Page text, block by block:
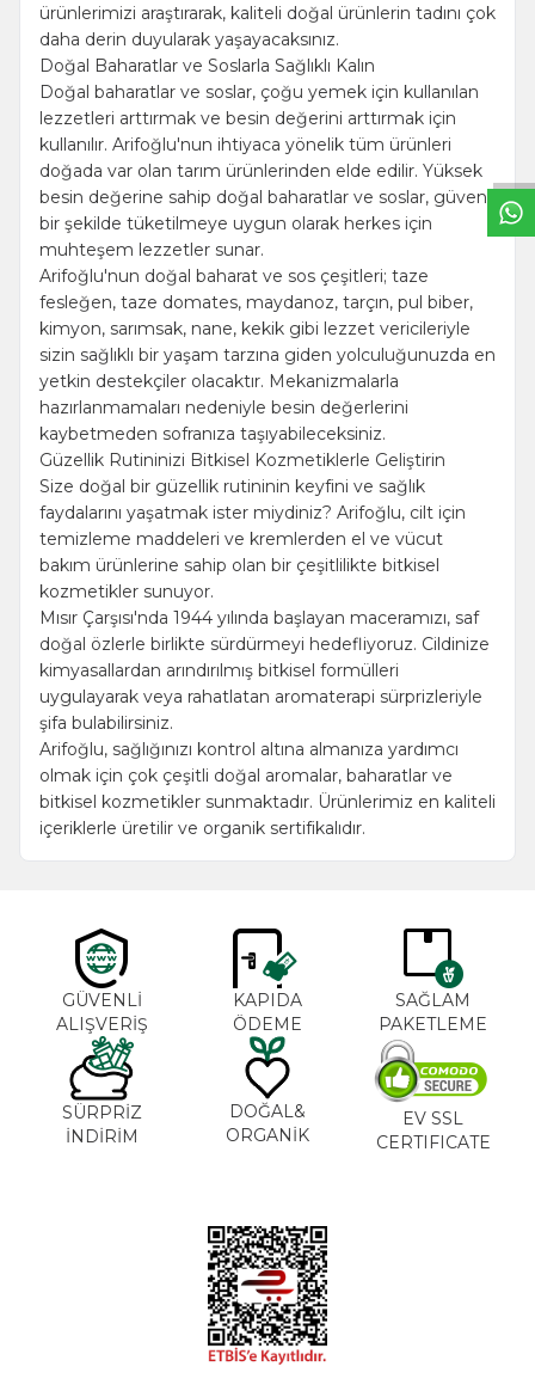
ürünlerimizi araştırarak, kaliteli doğal ürünlerin tadını çok
daha derin duyularak yaşayacaksınız.
Doğal Baharatlar ve Soslarla Sağlıklı Kalın
Doğal baharatlar ve soslar, çoğu yemek için kullanılan
lezzetleri arttırmak ve besin değerini arttırmak için
kullanılır. Arifoğlu'nun ihtiyaca yönelik tüm ürünleri
doğada var olan tarım ürünlerinden elde edilir. Yüksek
besin değerine sahip doğal baharatlar ve soslar, güvenli
bir şekilde tüketilmeye uygun olarak herkes için
muhteşem lezzetler sunar.
Arifoğlu'nun doğal baharat ve sos çeşitleri; taze
fesleğen, taze domates, maydanoz, tarçın, pul biber,
kimyon, sarımsak, nane, kekik gibi lezzet vericileriyle
sizin sağlıklı bir yaşam tarzına giden yolculuğunuzda en
yetkin destekçiler olacaktır. Mekanizmalarla
hazırlanmamaları nedeniyle besin değerlerini
kaybetmeden sofranıza taşıyabileceksiniz.
Güzellik Rutininizi Bitkisel Kozmetiklerle Geliştirin
Size doğal bir güzellik rutininin keyfini ve sağlık
faydalarını yaşatmak ister miydiniz? Arifoğlu, cilt için
temizleme maddeleri ve kremlerden el ve vücut
bakım ürünlerine sahip olan bir çeşitlilikte bitkisel
kozmetikler sunuyor.
Mısır Çarşısı'nda 1944 yılında başlayan maceramızı, saf
doğal özlerle birlikte sürdürmeyi hedefliyoruz. Cildinize
kimyasallardan arındırılmış bitkisel formülleri
uygulayarak veya rahatlatan aromaterapi sürprizleriyle
şifa bulabilirsiniz.
Arifoğlu, sağlığınızı kontrol altına almanıza yardımcı
olmak için çok çeşitli doğal aromalar, baharatlar ve
bitkisel kozmetikler sunmaktadır. Ürünlerimiz en kaliteli
içeriklerle üretilir ve organik sertifikalıdır.
GÜVENLİ
ALIŞVERİŞ
KAPIDA
ÖDEME
SAĞLAM
PAKETLEME
SÜRPRİZ
İNDİRİM
DOĞAL&
ORGANİK
EV SSL
CERTIFICATE